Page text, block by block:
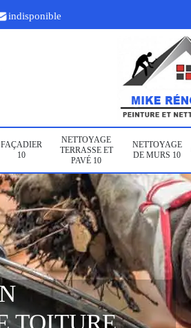
indisponible
FAÇADIER
10
NETTOYAGE
TERRASSE ET
PAVÉ 10
NETTOYAGE
DE MURS 10